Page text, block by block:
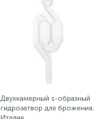
Двухкамерный s-образный
гидрозатвор для брожения,